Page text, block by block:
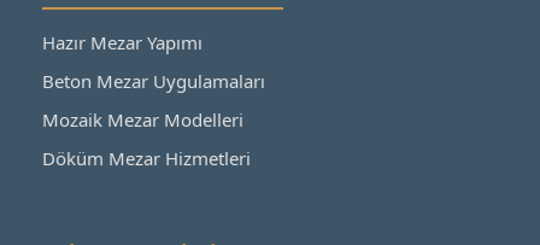
Hazır Mezar Yapımı
Beton Mezar Uygulamaları
Mozaik Mezar Modelleri
Döküm Mezar Hizmetleri